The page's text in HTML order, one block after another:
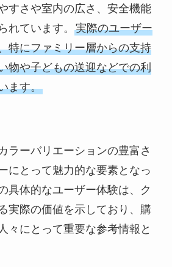
すさや室内の広さ、安全機能
れています。 実際のユーザー
特にファミリー層からの支持
物や子どもの送迎などでの利
ます。
ラーバリエーションの豊富さ
にとって魅力的な要素となっ
具体的なユーザー体験は、ク
実際の価値を示しており、購
々にとって重要な参考情報と